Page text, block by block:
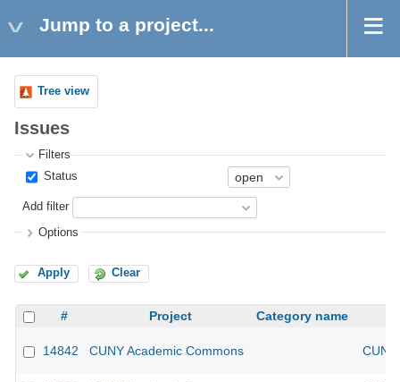
Jump to a project...
Tree view
Issues
Filters
Status
Add filter
Options
Apply Clear
# Project Category name
14842 CUNY Academic Commons